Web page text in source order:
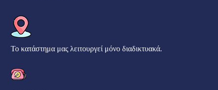
Το κατάστημα μας λειτουργεί μόνο διαδικτυακά.